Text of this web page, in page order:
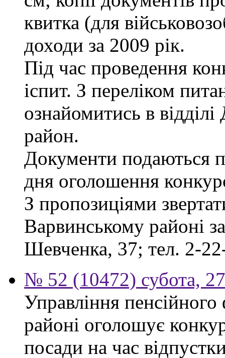
квитка (для
доходи за 2009 рік.
Під час проведення
іспит. З переліком
ознайомитись в
район.
Документи подаються
дня оголошення
З пропозиціями
Варвинському районі
Шевченка, 37; тел. 2-
№ 52 (10472) субота,
Управління
районі оголошує
посади на час